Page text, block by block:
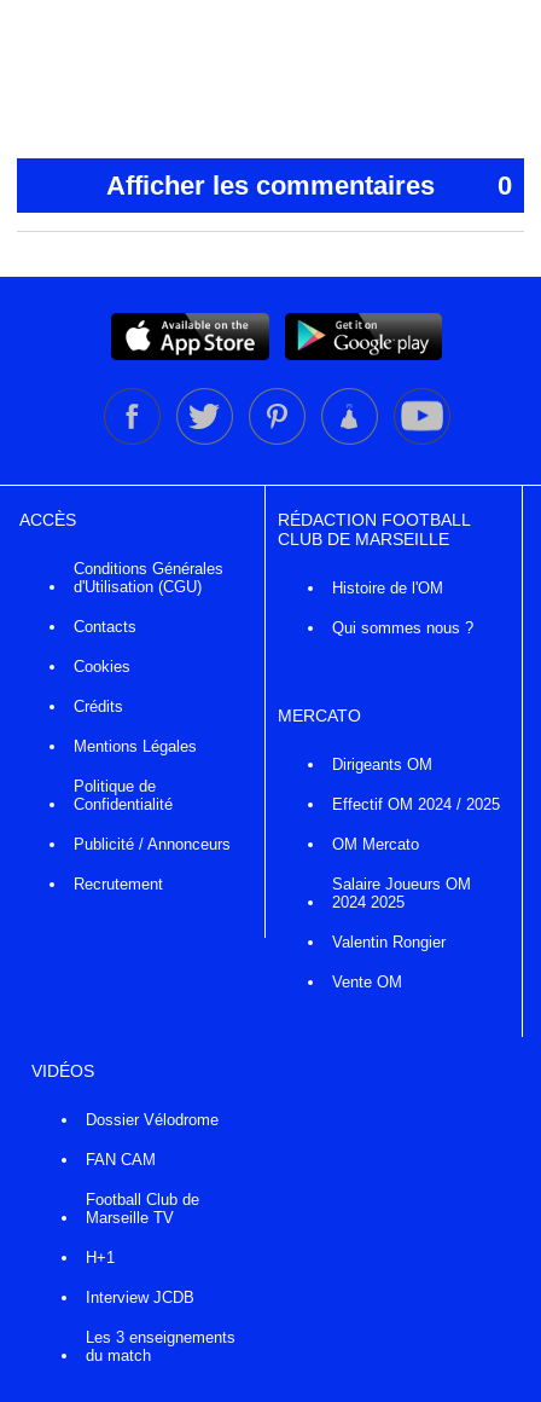
Afficher les commentaires 0
ACCÈS
Conditions Générales
d'Utilisation (CGU)
Contacts
Cookies
Crédits
Mentions Légales
Politique de
Confidentialité
Publicité / Annonceurs
Recrutement
RÉDACTION FOOTBALL
CLUB DE MARSEILLE
Histoire de l'OM
Qui sommes nous ?
MERCATO
Dirigeants OM
Effectif OM 2024 / 2025
OM Mercato
Salaire Joueurs OM
2024 2025
Valentin Rongier
Vente OM
VIDÉOS
Dossier Vélodrome
FAN CAM
Football Club de
Marseille TV
H+1
Interview JCDB
Les 3 enseignements
du match